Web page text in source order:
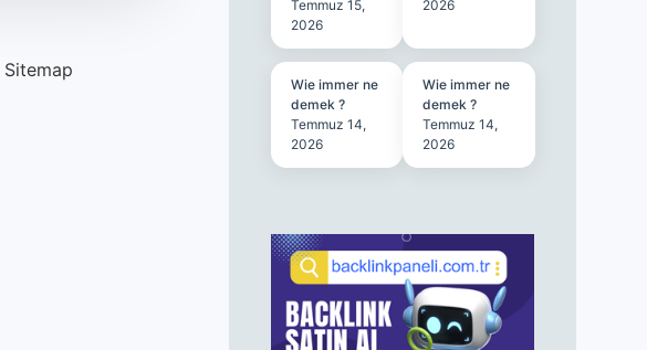
Sitemap
Temmuz 15,
2026
2026
Wie immer ne
demek ?
Temmuz 14,
2026
Wie immer ne
demek ?
Temmuz 14,
2026